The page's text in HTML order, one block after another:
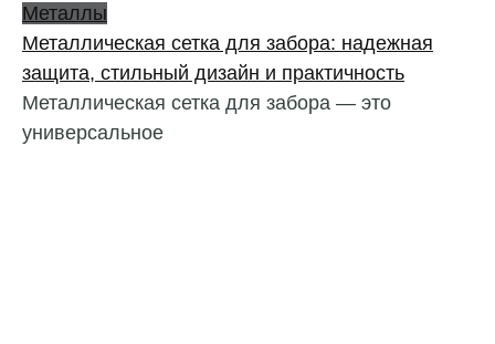
Металлы
Металлическая сетка для забора: надежная
защита, стильный дизайн и практичность
Металлическая сетка для забора — это
универсальное